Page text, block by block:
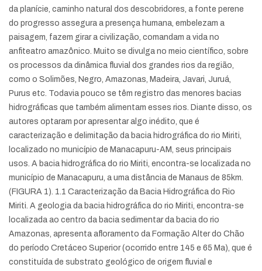
da planície, caminho natural dos descobridores, a fonte perene
do progresso assegura a presença humana, embelezam a
paisagem, fazem girar a civilização, comandam a vida no
anfiteatro amazônico. Muito se divulga no meio científico, sobre
os processos da dinâmica fluvial dos grandes rios da região,
como o Solimões, Negro, Amazonas, Madeira, Javari, Juruá,
Purus etc. Todavia pouco se têm registro das menores bacias
hidrográficas que também alimentam esses rios. Diante disso, os
autores optaram por apresentar algo inédito, que é
caracterização e delimitação da bacia hidrográfica do rio Miriti,
localizado no município de Manacapuru-AM, seus principais
usos. A bacia hidrográfica do rio Miriti, encontra-se localizada no
município de Manacapuru, a uma distância de Manaus de 85km.
(FIGURA 1). 1.1 Caracterização da Bacia Hidrográfica do Rio
Miriti. A geologia da bacia hidrográfica do rio Miriti, encontra-se
localizada ao centro da bacia sedimentar da bacia do rio
Amazonas, apresenta afloramento da Formação Alter do Chão
do período Cretáceo Superior (ocorrido entre 145 e 65 Ma), que é
constituída de substrato geológico de origem fluvial e